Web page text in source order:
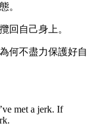
。
回自己身上。
何不盡力保護好自
met a jerk. If